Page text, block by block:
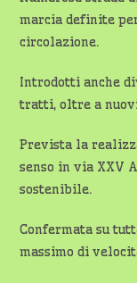
marcia definite
circolazione.
Introdotti anche
tratti, oltre a
Prevista la
senso in via XXV
sostenibile.
Confermata su
massimo di